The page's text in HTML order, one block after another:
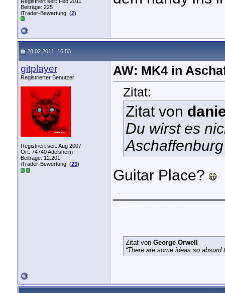
Beiträge: 225
iTrader-Bewertung: (2)
28.02.2011, 16:53
gitplayer
Registrierter Benutzer
Registriert seit: Aug 2007
Ort: 74740 Adelsheim
Beiträge: 12.201
iTrader-Bewertung: (23)
AW: MK4 in
Zitat:
Zitat von
Du wirst es
Guitar Place?
Zitat von George Orwell
“There are some ideas so